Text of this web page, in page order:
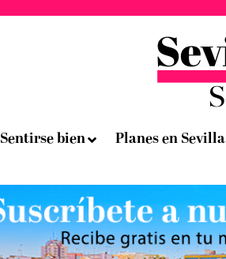
Sentirse bien Planes en Sevilla